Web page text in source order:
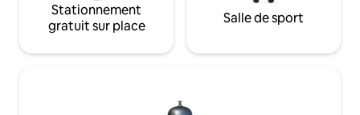
Stationnement
gratuit sur place
Salle de sport